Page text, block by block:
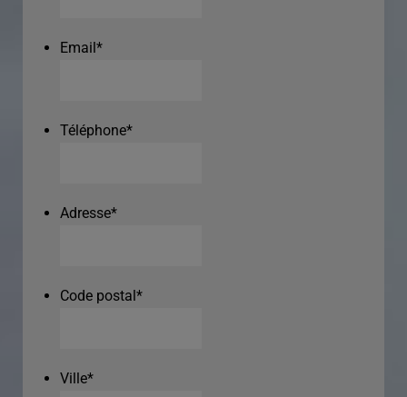
Email*
Téléphone*
Adresse*
Code postal*
Ville*